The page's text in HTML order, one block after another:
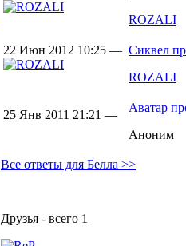
ROZАLI
22 Июн 2012 10:25 — Сиквел
ROZАLI
25 Янв 2011 21:21 —
Аватар
Аноним
Все ответы для Белла >>
Друзья - всего 1